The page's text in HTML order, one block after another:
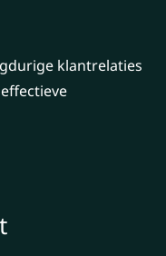
klantrelaties